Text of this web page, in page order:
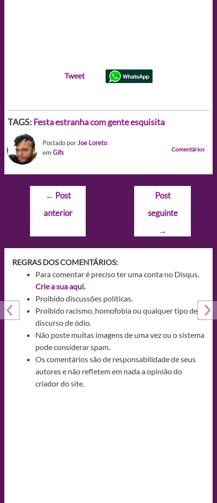
Tweet
TAGS: Festa estranha com gente esquisita
Postado porJoe Loreto
em Gifs Comentários
Navegação
Post
← Post
anterior
Post
seguinte
→
REGRAS DOS COMENTÁRIOS:
Para comentar é preciso ter uma conta no Disqus.
Crie a sua aqui.
Proibido discussões políticas.
Proibido racismo, homofobia ou qualquer tipo de
discurso de ódio.
Não poste muitas imagens de uma vez ou o sistema
pode considerar spam.
Os comentários são de responsabilidade de seus
autores e não refletem em nada a opinião do
criador do site.